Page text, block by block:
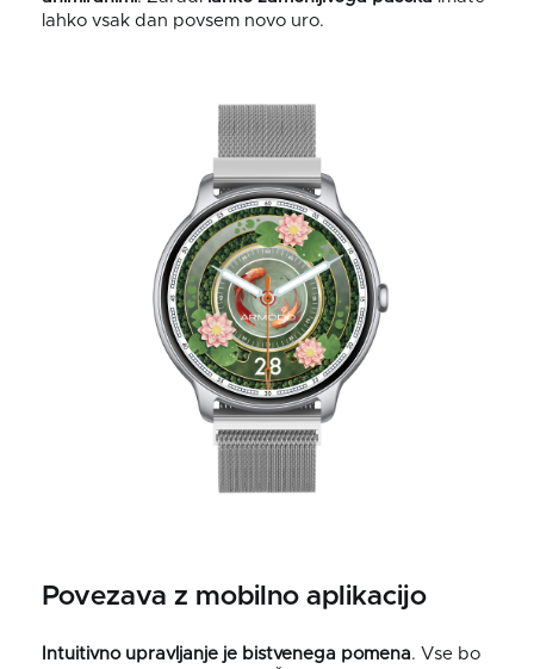
lahko vsak dan povsem novo uro.
Povezava z mobilno aplikacijo
Intuitivno upravljanje je bistvenega pomena. Vse bo